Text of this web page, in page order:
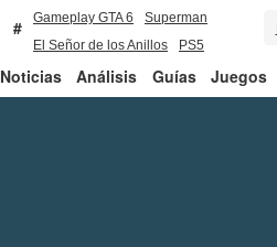
Gameplay GTA 6
Superman
El Señor de los Anillos
PS5
Noticias Análisis Guías Juegos